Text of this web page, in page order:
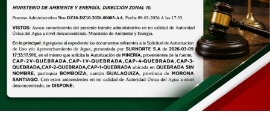
Por su parte, Silvia Sarango, madre de familia, destacó
que el programa representa una valiosa oportunidad
para que los niños aprendan mientras disfrutan de sus
vacaciones, razón por la que su hija participa por
segundo año consecutivo. De igual manera, Alexandra
Sánchez agradeció por impulsar estos espacios y
manifestó: «Mi hija está súper feliz, mi sobrino
igualmente; están entusiasmados y emocionados porque